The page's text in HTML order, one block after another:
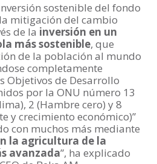
sostenible del fondo
mitigación del cambio
de la inversión en un
más sostenible, que
de la población al mundo
completamente
Objetivos de Desarrollo
por la ONU número 13
2 (Hambre cero) y 8
y crecimiento económico)”
con muchos más mediante
la agricultura de la
avanzada”, ha explicado